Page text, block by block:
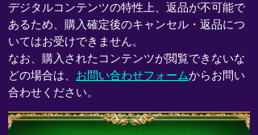
デジタルコンテンツの特性上、返品が不可能で
あるため、購入確定後のキャンセル・返品につ
いてはお受けできません。
なお、購入されたコンテンツが閲覧できないな
どの場合は、 お問い合わせフォームからお問い
合わせください。